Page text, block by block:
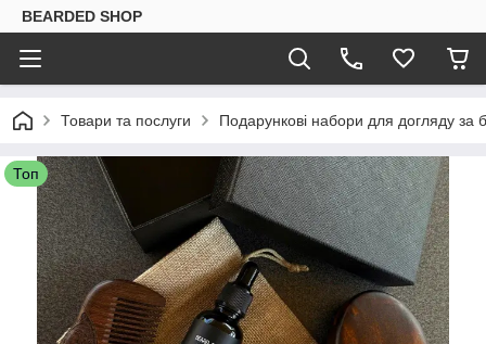
BEARDED SHOP
Товари та послуги Подарункові набори для догляду за
Топ